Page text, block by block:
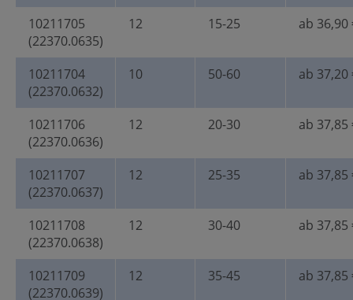
10211705
(22370.0635)
12 15-25 ab 36,90
10211704
(22370.0632)
10 50-60 ab 37,20
10211706
(22370.0636)
12 20-30 ab 37,85
10211707
(22370.0637)
12 25-35 ab 37,85
10211708
(22370.0638)
12 30-40 ab 37,85
10211709
(22370.0639)
12 35-45 ab 37,85